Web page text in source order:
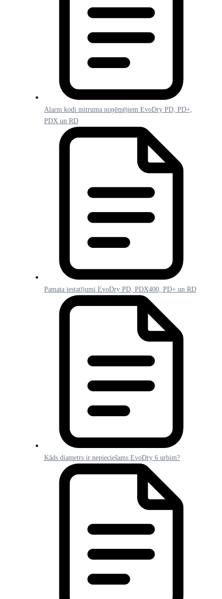
Alarm kodi mitruma noņēmējiem EvoDry PD, PD+,
PDX un RD
Pamata iestatījumi EvoDry PD, PDX400, PD+ un RD
Kāds diametrs ir nepieciešams EvoDry 6 urbim?